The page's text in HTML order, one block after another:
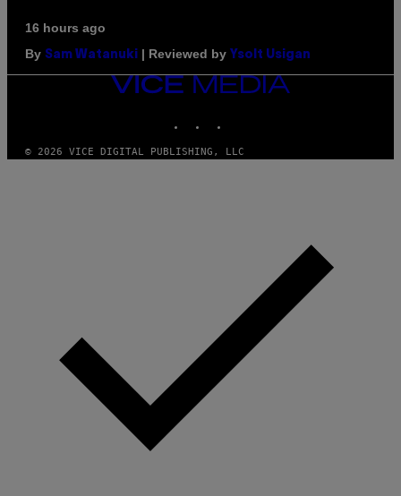
16 hours ago
By Sam Watanuki | Reviewed by Ysolt Usigan
VICE
MEDIA
© 2026 VICE DIGITAL PUBLISHING, LLC